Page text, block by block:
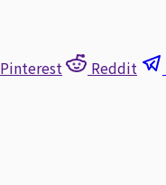
Pinterest Reddit